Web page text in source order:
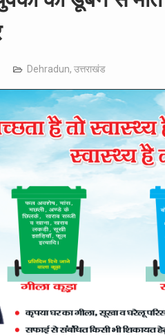
Dehradun, उत्तराखंड